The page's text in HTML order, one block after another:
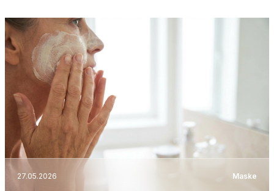
27.05.2026 Maske